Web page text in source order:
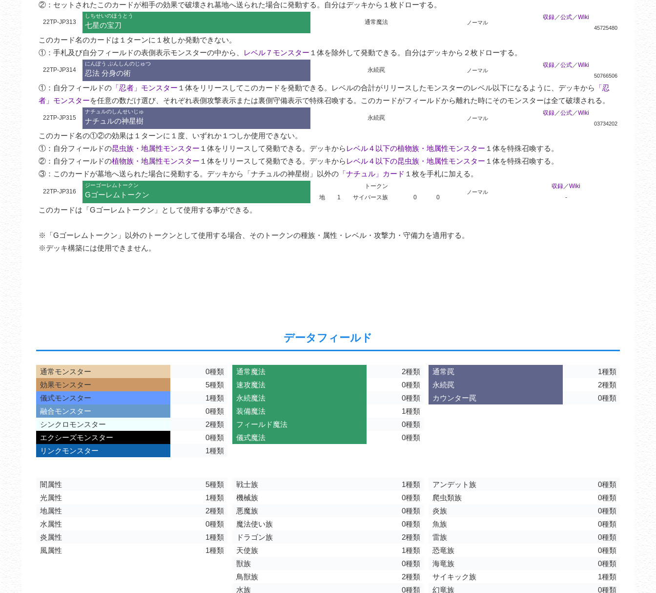
②：セットされたこのカードが相手の効果で破壊され墓地へ送られた場合に発動する。自分はデッキから１枚ドローする。
22TP-JP313
しちせいのほうとう
七星の宝刀 通常魔法 ノーマル
収録 ／公式 ／Wiki
45725480
このカード名のカードは１ターンに１枚しか発動できない。
①：手札及び自分フィールドの表側表示モンスターの中から、
レベル７モンスター １体を除外して発動できる。自分はデッキから２枚ドローする。
22TP-JP314
にんぽう ぶんしんのじゅつ
忍法 分身の術 永続罠 ノーマル
収録 ／公式 ／Wiki
50766506
①：自分フィールドの 「忍者」モンスター １体をリリースしてこのカードを発動できる。レベルの合計がリリースしたモンスターのレベル以下になるように、デッキから
「忍
者」モンスターを任意の数だけ選び、それぞれ表側攻撃表示または裏側守備表示で特殊召喚する。このカードがフィールドから離れた時にそのモンスターは全て破壊される。
22TP-JP315
ナチュルのしんせいじゅ
ナチュルの神星樹 永続罠 ノーマル
収録 ／公式 ／Wiki
03734202
このカード名の①②の効果は１ターンに１度、いずれか１つしか使用できない。
①：自分フィールドの昆虫族・地属性モンスター １体をリリースして発動できる。デッキから レベル４以下の植物族・地属性モンスター １体を特殊召喚する。
②：自分フィールドの植物族・地属性モンスター １体をリリースして発動できる。デッキから レベル４以下の昆虫族・地属性モンスター １体を特殊召喚する。
③：このカードが墓地へ送られた場合に発動する。デッキから「ナチュルの神星樹」以外の 「ナチュル」カード １枚を手札に加える。
22TP-JP316
ジーゴーレムトークン
Gゴーレムトークン
トークン
ノーマル
収録 ／Wiki
地
1 サイバース族 0 0 -
このカードは「Gゴーレムトークン」として使用する事ができる。
※「Gゴーレムトークン」以外のトークンとして使用する場合、そのトークンの種族・属性・レベル・攻撃力・守備力を適用する。
※デッキ構築には使用できません。
データフィールド
通常モンスター
0種類
効果モンスター
5種類
儀式モンスター
1種類
融合モンスター
0種類
シンクロモンスター
2種類
エクシーズモンスター
0種類
リンクモンスター
1種類
通常魔法
2種類
速攻魔法
0種類
永続魔法
0種類
装備魔法
1種類
フィールド魔法
0種類
儀式魔法
0種類
通常罠
1種類
永続罠
2種類
カウンター罠
0種類
闇属性
5種類
光属性
1種類
地属性
2種類
水属性
0種類
炎属性
1種類
風属性
1種類
戦士族
1種類
機械族
0種類
悪魔族
0種類
魔法使い族
0種類
ドラゴン族
2種類
天使族
1種類
獣族
0種類
鳥獣族
2種類
水族
0種類
アンデット族
0種類
爬虫類族
0種類
炎族
0種類
魚族
0種類
雷族
0種類
恐竜族
0種類
海竜族
0種類
サイキック族
1種類
幻竜族
0種類